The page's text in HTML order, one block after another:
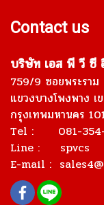
Contact us
บริษัท เอส พี วี ซี
759/9 ซอยพระรา
แขวงบางโพงพาง เ
กรุงเทพมหานคร
Tel : 081-354-
Line : spvcs
E-mail :